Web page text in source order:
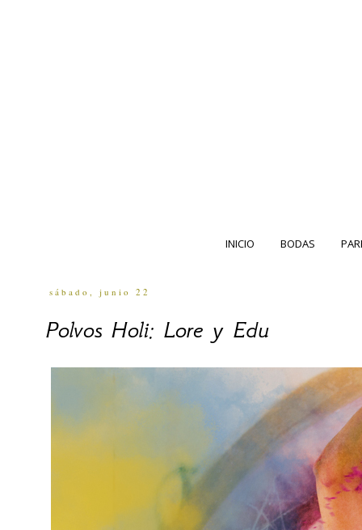
INICIO BODAS
sábado, junio 22
Polvos Holi: Lore y Edu